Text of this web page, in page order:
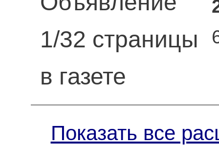
1/32 страницы
в газете
Показать все